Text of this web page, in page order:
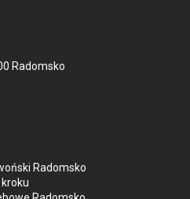
Radomsko
Radomsko